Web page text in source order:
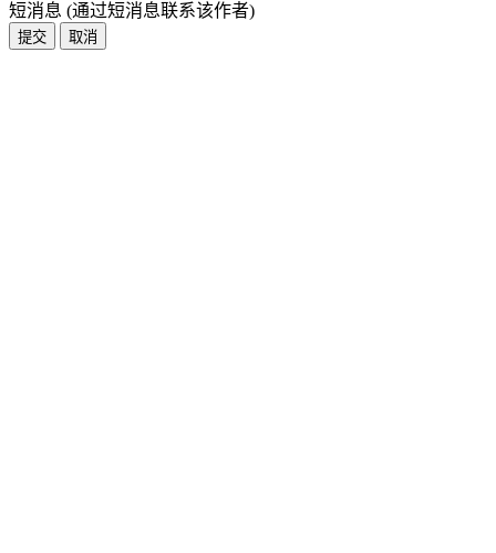
短消息 (通过短消息联系该作者)